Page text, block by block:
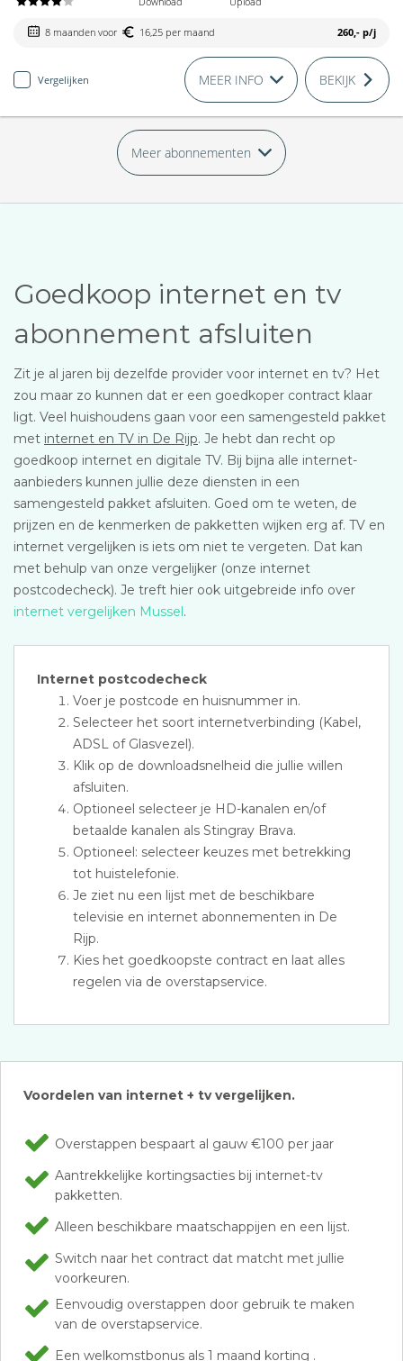
8 maanden voor 16,25 per maand 260,- p/j
Vergelijken MEER INFO BEKIJK
Meer abonnementen
Goedkoop internet en tv
abonnement afsluiten
Zit je al jaren bij dezelfde provider voor internet en tv? Het
zou maar zo kunnen dat er een goedkoper contract klaar
ligt. Veel huishoudens gaan voor een samengesteld pakket
met internet en TV in De Rijp. Je hebt dan recht op
goedkoop internet en digitale TV. Bij bijna alle internet-
aanbieders kunnen jullie deze diensten in een
samengesteld pakket afsluiten. Goed om te weten, de
prijzen en de kenmerken de pakketten wijken erg af. TV en
internet vergelijken is iets om niet te vergeten. Dat kan
met behulp van onze vergelijker (onze internet
postcodecheck). Je treft hier ook uitgebreide info over
internet vergelijken Mussel.
Internet postcodecheck
Voer je postcode en huisnummer in.
Selecteer het soort internetverbinding (Kabel,
ADSL of Glasvezel).
Klik op de downloadsnelheid die jullie willen
afsluiten.
Optioneel selecteer je HD-kanalen en/of
betaalde kanalen als Stingray Brava.
Optioneel: selecteer keuzes met betrekking
tot huistelefonie.
Je ziet nu een lijst met de beschikbare
televisie en internet abonnementen in De
Rijp.
Kies het goedkoopste contract en laat alles
regelen via de overstapservice.
Voordelen van internet + tv vergelijken.
Overstappen bespaart al gauw €100 per jaar
Aantrekkelijke kortingsacties bij internet-tv
pakketten.
Alleen beschikbare maatschappijen en een lijst.
Switch naar het contract dat matcht met jullie
voorkeuren.
Eenvoudig overstappen door gebruik te maken
van de overstapservice.
Een welkomstbonus als 1 maand korting .